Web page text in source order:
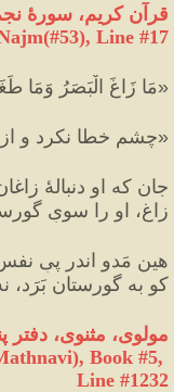
قرآن کریم، سورهٔ
), Line #17
«مَا زَاغَ الْبَصَرُ وَمَا
«چشم خطا نكرد و
جان که او دنبالۀ‌ زاغان پَرَد
زاغ، او را سویِ
هین مَدو اندر پیِ
کو به گورستان بَرَد،
مولوی، مثنوی، دفتر
Book #5,
Line #1232